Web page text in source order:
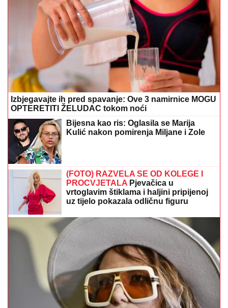
Izbjegavajte ih pred spavanje: Ove 3 namirnice MOGU
OPTERETITI ŽELUDAC tokom noći
Bijesna kao ris: Oglasila se Marija
Kulić nakon pomirenja Miljane i Zole
(FOTO) RAZVELA SE OD KOLEGE I
PROCVJETALA Pjevačica u
vrtoglavim štiklama i haljini pripijenoj
uz tijelo pokazala odličnu figuru